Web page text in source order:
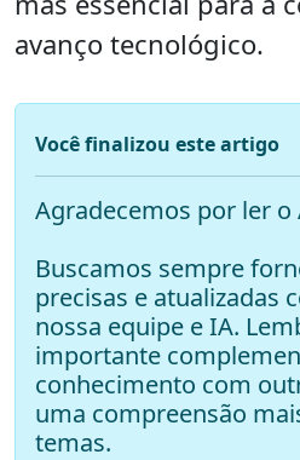
avanço tecnológico.
Você finalizou este artigo
Agradecemos por ler o
Buscamos sempre
precisas e atualizadas
nossa equipe e IA.
importante
conhecimento com
uma compreensão
temas.